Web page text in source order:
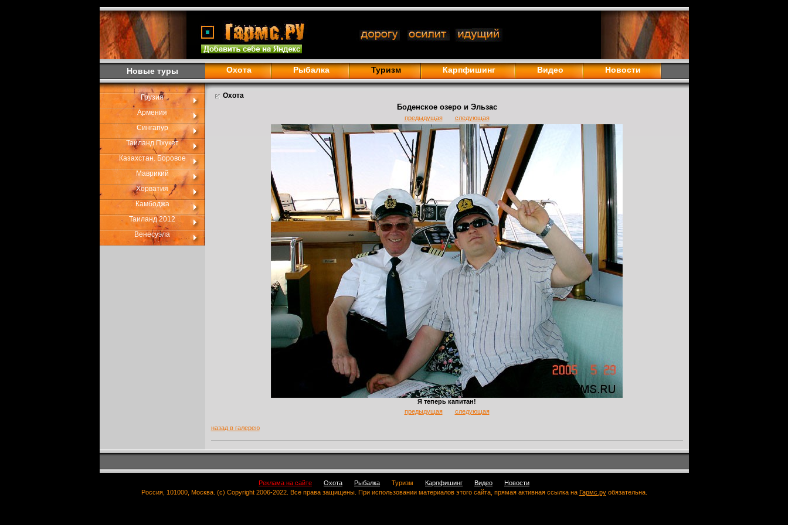
Новые туры Охота Рыбалка Туризм Карпфишинг Видео Новости
Грузия
Армения
Сингапур
Таиланд Пхукет
Казахстан. Боровое
Маврикий
Хорватия
Камбоджа
Таиланд 2012
Венесуэла
Охота
Боденское озеро и Эльзас
предыдущая следующая
Я теперь капитан!
предыдущая
следующая
назад в галерею
Реклама на сайте Охота Рыбалка Туризм Карпфишинг Видео
Новости
Россия, 101000, Москва. (c) Copyright 2006-2022. Все права защищены. При использовании материалов этого сайта, прямая активная ссылка на Гармс.руобязательна.